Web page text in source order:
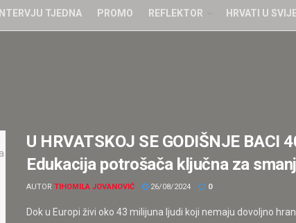
INTERVJU TJEDNA PROMO REFLEKTOR HRVATI U
U HRVATSKOJ SE GODIŠNJE BACI
Edukacija potrošača ključna za
AUTOR TIHOMILA JOVANOVIĆ 26/08/2024 0
Dok u Europi živi oko 43 milijuna ljudi koji nemaju dovoljno